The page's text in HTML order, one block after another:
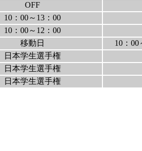
OFF
10：00～13：00
10：00～12：00
移動日
10：00
日本学生選手権
日本学生選手権
日本学生選手権